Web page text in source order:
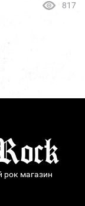
817
рок магазин